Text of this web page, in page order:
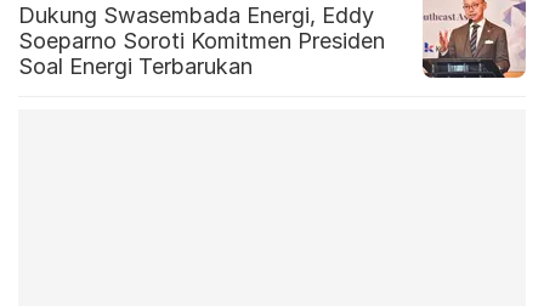
Dukung Swasembada Energi, Eddy
Soeparno Soroti Komitmen Presiden
Soal Energi Terbarukan